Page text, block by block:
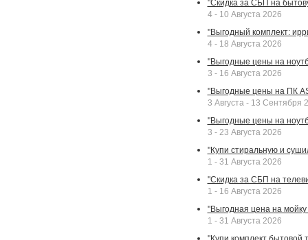
"Скидка за СБП на
4 - 10 Августа 2026
"Выгодный комплект:
4 - 18 Августа 2026
"Выгодные цены на
3 - 16 Августа 2026
"Выгодные цены на ПК
3 Августа - 13 Сентября
"Выгодные цены на
3 - 23 Августа 2026
"Купи стиральную и
1 - 31 Августа 2026
"Скидка за СБП на
1 - 16 Августа 2026
"Выгодная цена на
1 - 31 Августа 2026